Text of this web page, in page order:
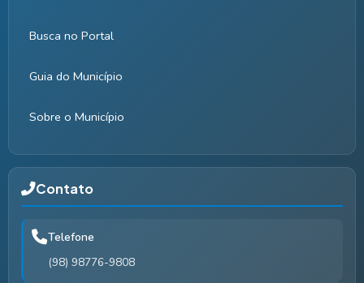
Busca no Portal
Guia do Município
Sobre o Município
Contato
Telefone
(98) 98776-9808